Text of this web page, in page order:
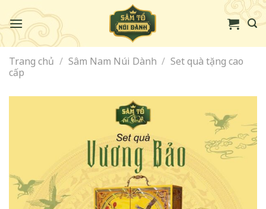
to
content
Trang chủ / Sâm Nam Núi Dành / Set quà tặng cao
cấp